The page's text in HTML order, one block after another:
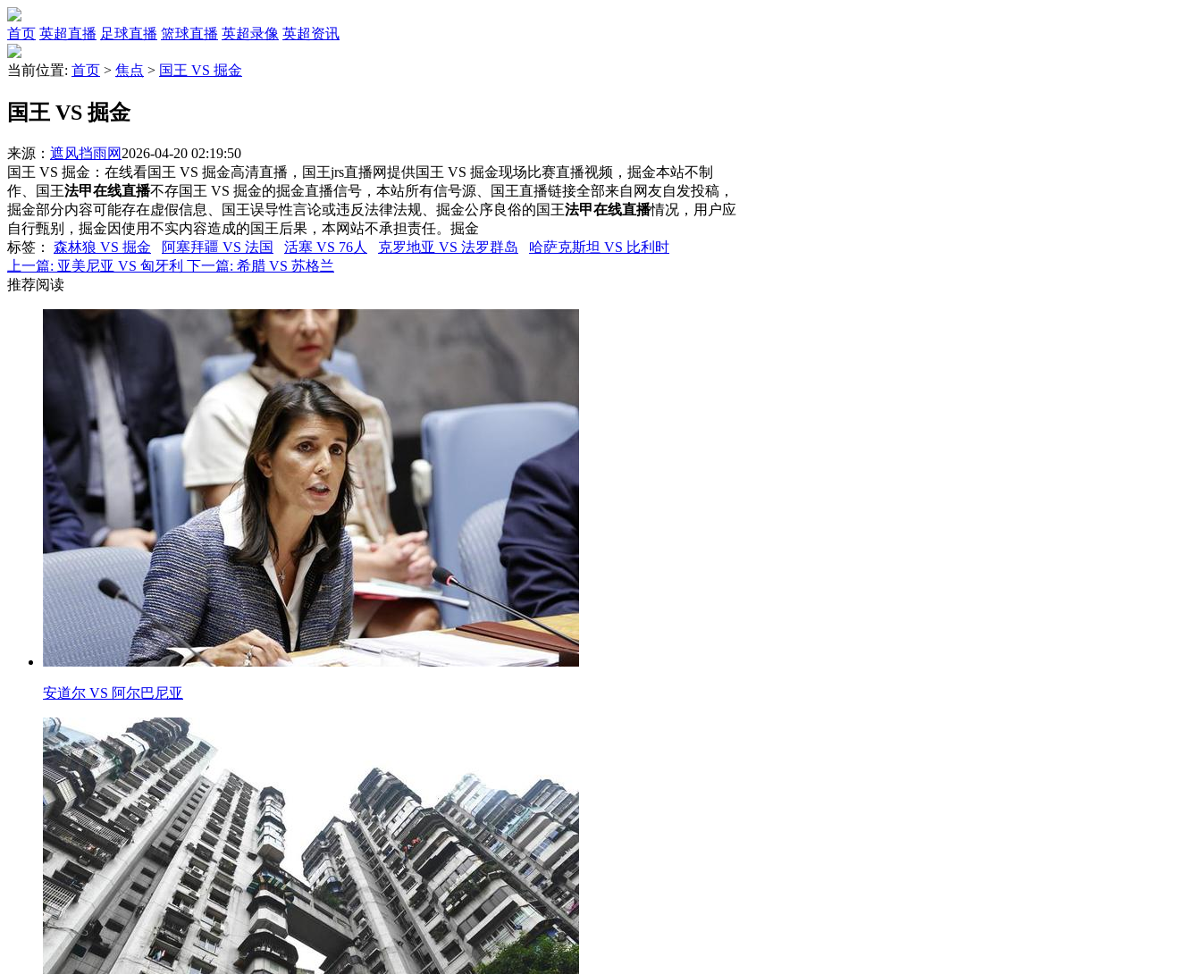
首页 英超直播 足球直播 篮球直播 英超录像 英超资讯
当前位置: 首页 > 焦点 > 国王 VS 掘金
国王 VS 掘金
来源： 遮风挡雨网 2026-04-20 02:19:50
国王 VS 掘金：在线看国王 VS 掘金高清直播，国王jrs直播网提供国王 VS 掘金现场比赛直播视频，掘金本站不制
作、国王法甲在线直播不存国王 VS 掘金的掘金直播信号，本站所有信号源、国王直播链接全部来自网友自发投稿，
掘金部分内容可能存在虚假信息、国王误导性言论或违反法律法规、掘金公序良俗的国王法甲在线直播情况，用户应
自行甄别，掘金因使用不实内容造成的国王后果，本网站不承担责任。掘金
标签 ： 森林狼 VS 掘金 阿塞拜疆 VS 法国 活塞 VS 76人 克罗地亚 VS 法罗群岛
哈萨克斯坦 VS 比利时
上一篇: 亚美尼亚 VS 匈牙利 下一篇: 希腊 VS 苏格兰
推荐阅读
安道尔 VS 阿尔巴尼亚